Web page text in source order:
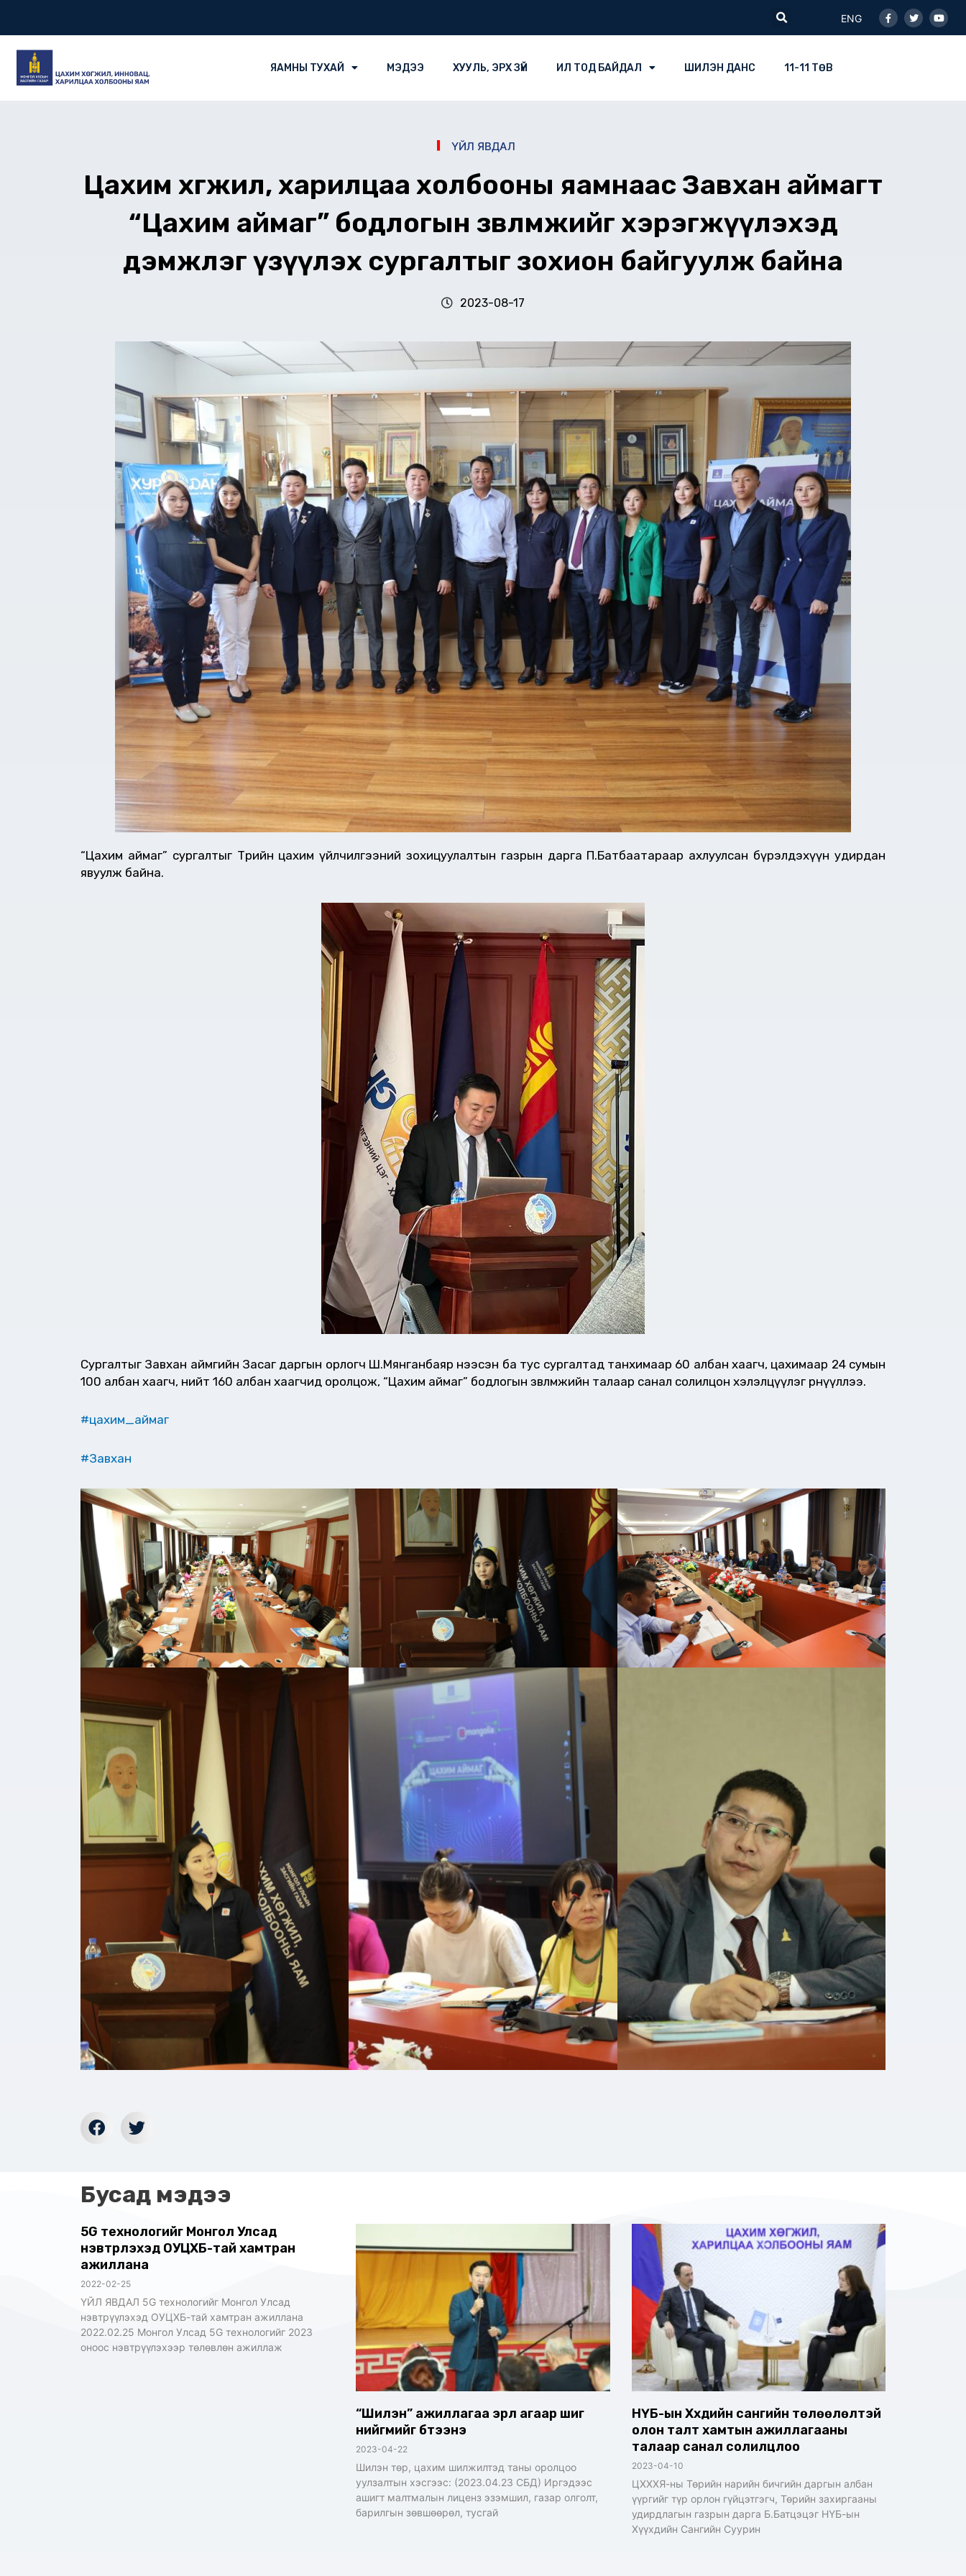
Search
ENG
f
ЯАМНЫ ТУХАЙ МЭДЭЭ ХУУЛЬ, ЭРХ ЗҮЙ ИЛ ТОД БАЙДАЛ ШИЛЭН ДАНС 11-11 ТӨВ
ҮЙЛ ЯВДАЛ
Цахим хөгжил, харилцаа холбооны яамнаас Завхан аймагт
“Цахим аймаг” бодлогын зөвлөмжийг хэрэгжүүлэхэд
дэмжлэг үзүүлэх сургалтыг зохион байгуулж байна
2023-08-17
“Цахим аймаг” сургалтыг Төрийн цахим үйлчилгээний зохицуулалтын газрын дарга П.Батбаатараар ахлуулсан бүрэлдэхүүн удирдан
явуулж байна.
Сургалтыг Завхан аймгийн Засаг даргын орлогч Ш.Мянганбаяр нээсэн ба тус сургалтад танхимаар 60 албан хаагч, цахимаар 24 сумын
100 албан хаагч, нийт 160 албан хаагчид оролцож, “Цахим аймаг” бодлогын зөвлөмжийн талаар санал солилцон хэлэлцүүлэг өрнүүллээ.
#цахим_аймаг
#Завхан
Бусад мэдээ
5G технологийг Монгол Улсад
нэвтрүүлэхэд ОУЦХБ-тай хамтран
ажиллана
2022-02-25
ҮЙЛ ЯВДАЛ 5G технологийг Монгол Улсад
нэвтрүүлэхэд ОУЦХБ-тай хамтран ажиллана
2022.02.25 Монгол Улсад 5G технологийг 2023
оноос нэвтрүүлэхээр төлөвлөн ажиллаж
“Шилэн” ажиллагаа эрүүл агаар шиг
нийгмийг бүтээнэ
2023-04-22
Шилэн төр, цахим шилжилтэд таны оролцоо
уулзалтын хэсгээс: (2023.04.23 СБД) Иргэдээс
ашигт малтмалын лиценз эзэмшил, газар олголт,
барилгын зөвшөөрөл, тусгай
НҮБ-ын Хүүхдийн сангийн төлөөлөлтэй
олон талт хамтын ажиллагааны
талаар санал солилцлоо
2023-04-10
ЦХХХЯ-ны Төрийн нарийн бичгийн даргын албан
үүргийг түр орлон гүйцэтгэгч, Төрийн захиргааны
удирдлагын газрын дарга Б.Батцэцэг НҮБ-ын
Хүүхдийн Сангийн Суурин